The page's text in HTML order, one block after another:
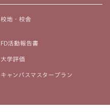
校地・校舎
FD活動報告書
大学評価
キャンパスマスタープラン